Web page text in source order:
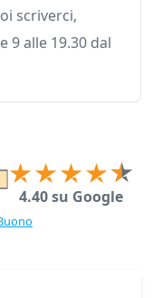
scriverci,
9 alle 19.30 dal
4.40 su Google